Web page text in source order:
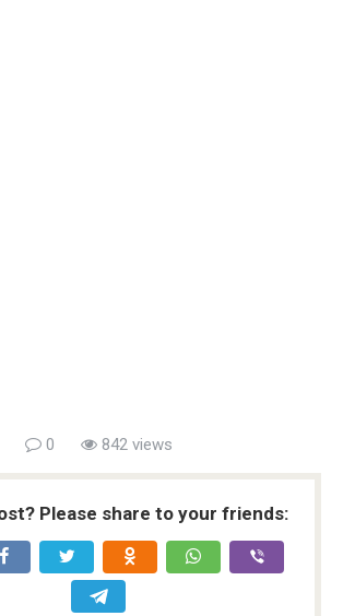
0 842 views
Please share to your friends: